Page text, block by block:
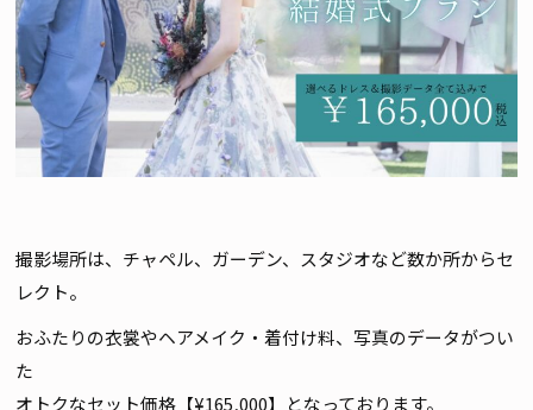
撮影場所は、チャペル、ガーデン、スタジオなど数か所からセ
レクト。
おふたりの衣裳やヘアメイク・着付け料、写真のデータがつい
た
オトクなセット価格【¥165,000】となっております。